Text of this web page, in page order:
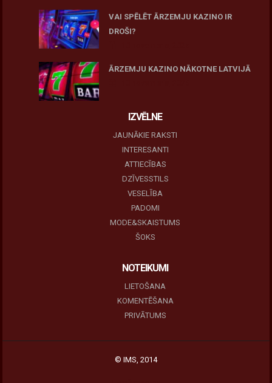
VAI SPĒLĒT ĀRZEMJU KAZINO IR
DROŠI?
ĀRZEMJU KAZINO NĀKOTNE LATVIJĀ
IZVĒLNE
JAUNĀKIE RAKSTI
INTERESANTI
ATTIECĪBAS
DZĪVESSTILS
VESELĪBA
PADOMI
MODE&SKAISTUMS
ŠOKS
NOTEIKUMI
LIETOŠANA
KOMENTĒŠANA
PRIVĀTUMS
© IMS, 2014